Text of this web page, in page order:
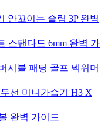
안꼬이는 슬림 3P 완벽
스탠다드 6mm 완벽 가
시블 패딩 골프 넥워머
선 미니가습기 H3 X
완벽 가이드